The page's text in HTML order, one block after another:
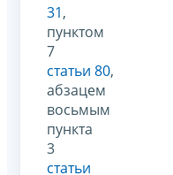
31,
пунктом
7
статьи 80,
абзацем
восьмым
пункта
3
статьи